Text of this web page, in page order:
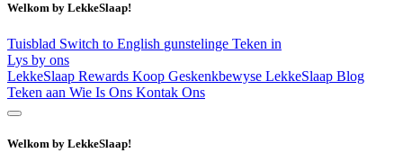
Welkom by LekkeSlaap!
Tuisblad Switch to English gunstelinge Teken in
Lys by ons
LekkeSlaap Rewards Koop Geskenkbewyse LekkeSlaap Blog
Teken aan Wie Is Ons Kontak Ons
Welkom by LekkeSlaap!